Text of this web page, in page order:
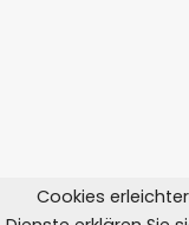
Cookies